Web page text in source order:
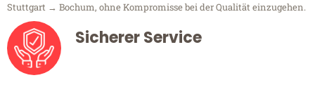
Stuttgart → Bochum, ohne Kompromisse bei der Qualität einzugehen.
Sicherer Service